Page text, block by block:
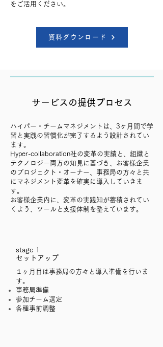
をご活用ください。
資料ダウンロード
サービスの提供プロセス
ハイパー・チームマネジメントは、3ヶ月間で学
習と実践の習慣化が完了するよう設計されてい
ます。
Hyper-collaboration社の変革の実績と、組織と
テクノロジー両方の知見に基づき、お客様企業
のプロジェクト・オーナー、事務局の方々と共
にマネジメント変革を確実に導入していきま
す。
​お客様企業内に、変革の実践知が蓄積されてい
くよう、ツールと支援体制を整えています。
stage 1
セットアップ
１ヶ月目は事務局の方々と導入準備を行いま
す。
事務局準備
​​参加チーム選定
​各種事前調整